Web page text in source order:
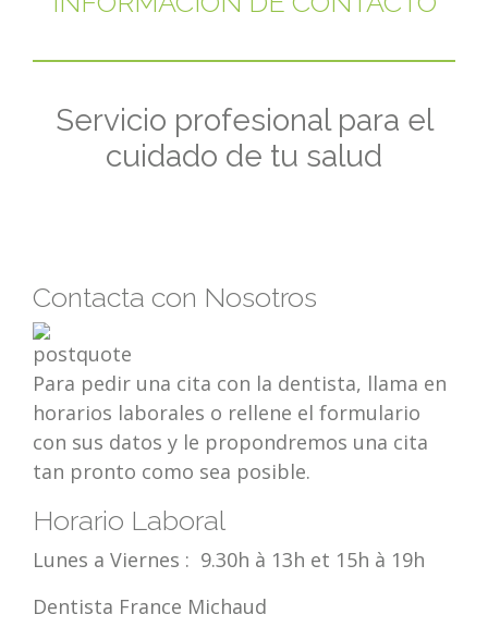
Servicio profesional para el
cuidado de tu salud
Contacta con Nosotros
Para pedir una cita con la dentista, llama en
horarios laborales o rellene el formulario
con sus datos y le propondremos una cita
tan pronto como sea posible.
Horario Laboral
Lunes a Viernes : 9.30h à 13h et 15h à 19h
Dentista France Michaud